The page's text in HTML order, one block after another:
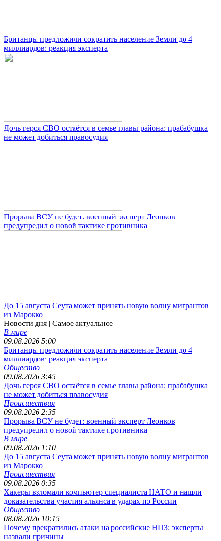
Британцы предложили сократить население Земли до 4
миллиардов: реакция эксперта
Дочь героя СВО остаётся в семье главы района: прабабушка
не может добиться правосудия
Прорыва ВСУ не будет: военный эксперт Леонков
предупредил о новой тактике противника
До 15 августа Сеута может принять новую волну мигрантов
из Марокко
Новости дня | Самое актуальное
В мире
09.08.2026 5:00
Британцы предложили сократить население Земли до 4
миллиардов: реакция эксперта
Общество
09.08.2026 3:45
Дочь героя СВО остаётся в семье главы района: прабабушка
не может добиться правосудия
Происшествия
09.08.2026 2:35
Прорыва ВСУ не будет: военный эксперт Леонков
предупредил о новой тактике противника
В мире
09.08.2026 1:10
До 15 августа Сеута может принять новую волну мигрантов
из Марокко
Происшествия
09.08.2026 0:35
Хакеры взломали компьютер специалиста НАТО и нашли
доказательства участия альянса в ударах по России
Общество
08.08.2026 10:15
Почему прекратились атаки на российские НПЗ: эксперты
назвали причины